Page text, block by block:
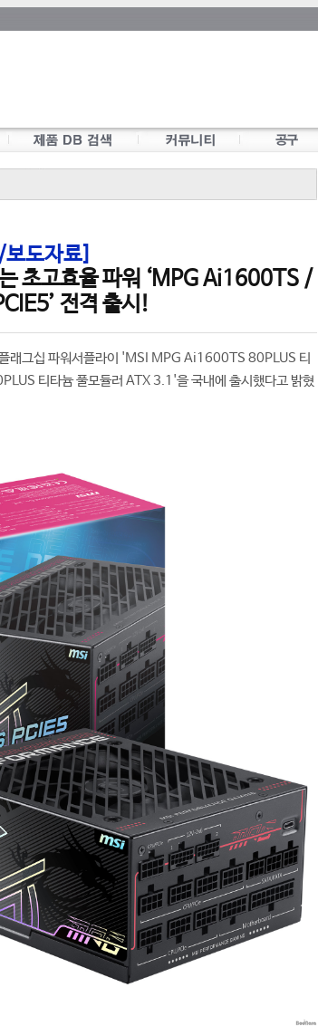
도자료]
초고효율 파워 ‘MPG Ai1600TS /
전격 출시!
래그십 파워서플라이 'MSI MPG Ai1600TS 80PLUS 티
티타늄 풀모듈러 ATX 3.1'을 국내에 출시했다고 밝혔